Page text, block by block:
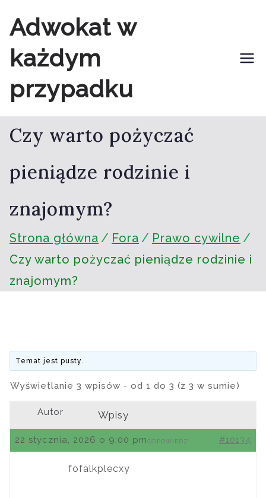
do
treści
Adwokat w
każdym
przypadku
Czy warto pożyczać
pieniądze rodzinie i
znajomym?
Strona główna Fora
Prawo cywilne
Czy warto pożyczać pieniądze rodzinie i
znajomym?
Temat jest pusty.
Wyświetlanie 3 wpisów - od 1 do 3 (z 3 w sumie)
Autor Wpisy
22 stycznia, 2026 o 9:00 pm #10134
ODPOWIEDZ
fofalkplecxy